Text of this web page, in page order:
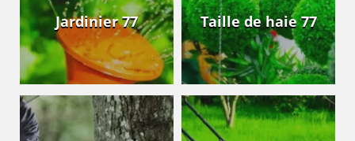
Jardinier 77 Taille de haie 77